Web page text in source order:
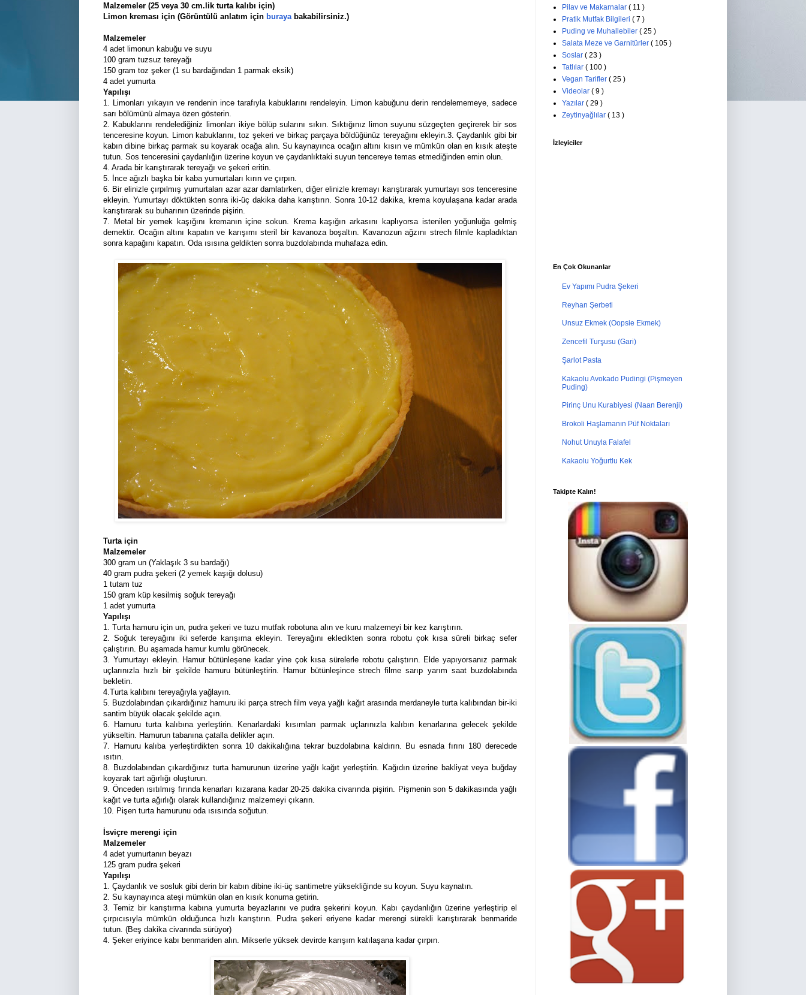
Malzemeler (25 veya 30 cm.lik turta kalıbı için)
Limon kreması için (Görüntülü anlatım için burayabakabilirsiniz.)
Malzemeler
4 adet limonun kabuğu ve suyu
100 gram tuzsuz tereyağı
150 gram toz şeker (1 su bardağından 1 parmak eksik)
4 adet yumurta
Yapılışı
1. Limonları yıkayın ve rendenin ince tarafıyla kabuklarını rendeleyin. Limon kabuğunu derin rendelememeye, sadece
sarı bölümünü almaya özen gösterin.
2. Kabuklarını rendelediğiniz limonları ikiye bölüp sularını sıkın. Sıktığınız limon suyunu süzgeçten geçirerek bir sos
tenceresine koyun. Limon kabuklarını, toz şekeri ve birkaç parçaya böldüğünüz tereyağını ekleyin.3. Çaydanlık gibi bir
kabın dibine birkaç parmak su koyarak ocağa alın. Su kaynayınca ocağın altını kısın ve mümkün olan en kısık ateşte
tutun. Sos tenceresini çaydanlığın üzerine koyun ve çaydanlıktaki suyun tencereye temas etmediğinden emin olun.
4. Arada bir karıştırarak tereyağı ve şekeri eritin.
5. İnce ağızlı başka bir kaba yumurtaları kırın ve çırpın.
6. Bir elinizle çırpılmış yumurtaları azar azar damlatırken, diğer elinizle kremayı karıştırarak yumurtayı sos tenceresine
ekleyin. Yumurtayı döktükten sonra iki-üç dakika daha karıştırın. Sonra 10-12 dakika, krema koyulaşana kadar arada
karıştırarak su buharının üzerinde pişirin.
7. Metal bir yemek kaşığını kremanın içine sokun. Krema kaşığın arkasını kaplıyorsa istenilen yoğunluğa gelmiş
demektir. Ocağın altını kapatın ve karışımı steril bir kavanoza boşaltın. Kavanozun ağzını strech filmle kapladıktan
sonra kapağını kapatın. Oda ısısına geldikten sonra buzdolabında muhafaza edin.
Turta için
Malzemeler
300 gram un (Yaklaşık 3 su bardağı)
40 gram pudra şekeri (2 yemek kaşığı dolusu)
1 tutam tuz
150 gram küp kesilmiş soğuk tereyağı
1 adet yumurta
Yapılışı
1. Turta hamuru için un, pudra şekeri ve tuzu mutfak robotuna alın ve kuru malzemeyi bir kez karıştırın.
2. Soğuk tereyağını iki seferde karışıma ekleyin. Tereyağını ekledikten sonra robotu çok kısa süreli birkaç sefer
çalıştırın. Bu aşamada hamur kumlu görünecek.
3. Yumurtayı ekleyin. Hamur bütünleşene kadar yine çok kısa sürelerle robotu çalıştırın. Elde yapıyorsanız parmak
uçlarınızla hızlı bir şekilde hamuru bütünleştirin. Hamur bütünleşince strech filme sarıp yarım saat buzdolabında
bekletin.
4.Turta kalıbını tereyağıyla yağlayın.
5. Buzdolabından çıkardığınız hamuru iki parça strech film veya yağlı kağıt arasında merdaneyle turta kalıbından bir-iki
santim büyük olacak şekilde açın.
6. Hamuru turta kalıbına yerleştirin. Kenarlardaki kısımları parmak uçlarınızla kalıbın kenarlarına gelecek şekilde
yükseltin. Hamurun tabanına çatalla delikler açın.
7. Hamuru kalıba yerleştirdikten sonra 10 dakikalığına tekrar buzdolabına kaldırın. Bu esnada fırını 180 derecede
ısıtın.
8. Buzdolabından çıkardığınız turta hamurunun üzerine yağlı kağıt yerleştirin. Kağıdın üzerine bakliyat veya buğday
koyarak tart ağırlığı oluşturun.
9. Önceden ısıtılmış fırında kenarları kızarana kadar 20-25 dakika civarında pişirin. Pişmenin son 5 dakikasında yağlı
kağıt ve turta ağırlığı olarak kullandığınız malzemeyi çıkarın.
10. Pişen turta hamurunu oda ısısında soğutun.
İsviçre merengi için
Malzemeler
4 adet yumurtanın beyazı
125 gram pudra şekeri
Yapılışı
1. Çaydanlık ve sosluk gibi derin bir kabın dibine iki-üç santimetre yüksekliğinde su koyun. Suyu kaynatın.
2. Su kaynayınca ateşi mümkün olan en kısık konuma getirin.
3. Temiz bir karıştırma kabına yumurta beyazlarını ve pudra şekerini koyun. Kabı çaydanlığın üzerine yerleştirip el
çırpıcısıyla mümkün olduğunca hızlı karıştırın. Pudra şekeri eriyene kadar merengi sürekli karıştırarak benmaride
tutun. (Beş dakika civarında sürüyor)
4. Şeker eriyince kabı benmariden alın. Mikserle yüksek devirde karışım katılaşana kadar çırpın.
Pilav ve Makarnalar ( 11 )
Pratik Mutfak Bilgileri ( 7 )
Puding ve Muhallebiler ( 25 )
Salata Meze ve Garnitürler ( 105 )
Soslar ( 23 )
Tatlılar ( 100 )
Vegan Tarifler ( 25 )
Videolar ( 9 )
Yazılar ( 29 )
Zeytinyağlılar ( 13 )
İzleyiciler
En Çok Okunanlar
Ev Yapımı Pudra Şekeri
Reyhan Şerbeti
Unsuz Ekmek (Oopsie Ekmek)
Zencefil Turşusu (Gari)
Şarlot Pasta
Kakaolu Avokado Pudingi (Pişmeyen
Puding)
Pirinç Unu Kurabiyesi (Naan Berenji)
Brokoli Haşlamanın Püf Noktaları
Nohut Unuyla Falafel
Kakaolu Yoğurtlu Kek
Takipte Kalın!